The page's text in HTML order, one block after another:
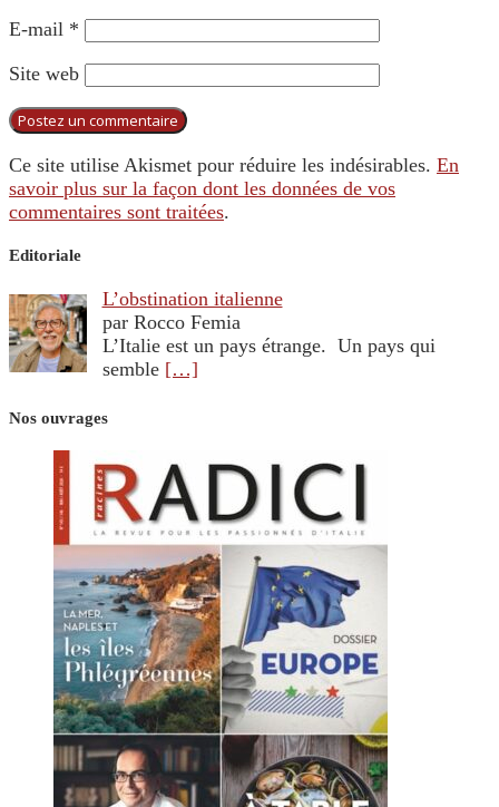
E-mail *
Site web
Ce site utilise Akismet pour réduire les indésirables. En
savoir plus sur la façon dont les données de vos
commentaires sont traitées.
Editoriale
L’obstination italienne
par Rocco Femia
L’Italie est un pays étrange. Un pays qui
semble […]
Nos ouvrages